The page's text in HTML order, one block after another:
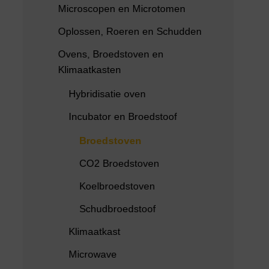
Microscopen en Microtomen
Oplossen, Roeren en Schudden
Ovens, Broedstoven en
Klimaatkasten
Hybridisatie oven
Incubator en Broedstoof
Broedstoven
CO2 Broedstoven
Koelbroedstoven
Schudbroedstoof
Klimaatkast
Microwave